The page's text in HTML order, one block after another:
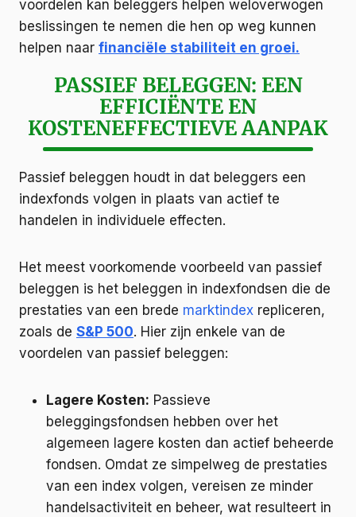
voordelen kan beleggers helpen weloverwogen
beslissingen te nemen die hen op weg kunnen
helpen naar financiële stabiliteit en groei.
PASSIEF BELEGGEN: EEN
EFFICIËNTE EN
KOSTENEFFECTIEVE AANPAK
Passief beleggen houdt in dat beleggers een
indexfonds volgen in plaats van actief te
handelen in individuele effecten.
Het meest voorkomende voorbeeld van passief
beleggen is het beleggen in indexfondsen die de
prestaties van een brede marktindex repliceren,
zoals de S&P 500. Hier zijn enkele van de
voordelen van passief beleggen:
Lagere Kosten: Passieve
beleggingsfondsen hebben over het
algemeen lagere kosten dan actief beheerde
fondsen. Omdat ze simpelweg de prestaties
van een index volgen, vereisen ze minder
handelsactiviteit en beheer, wat resulteert in